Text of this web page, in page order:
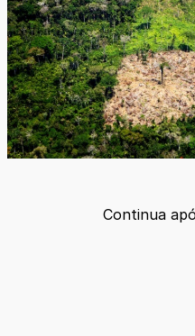
Continua